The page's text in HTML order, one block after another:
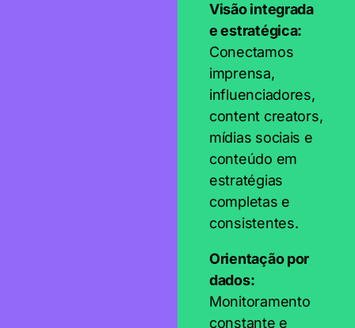
Visão integrada
e estratégica:
Conectamos
imprensa,
influenciadores,
content creators,
mídias sociais e
conteúdo em
estratégias
completas e
consistentes.
Orientação por
dados:
Monitoramento
constante e